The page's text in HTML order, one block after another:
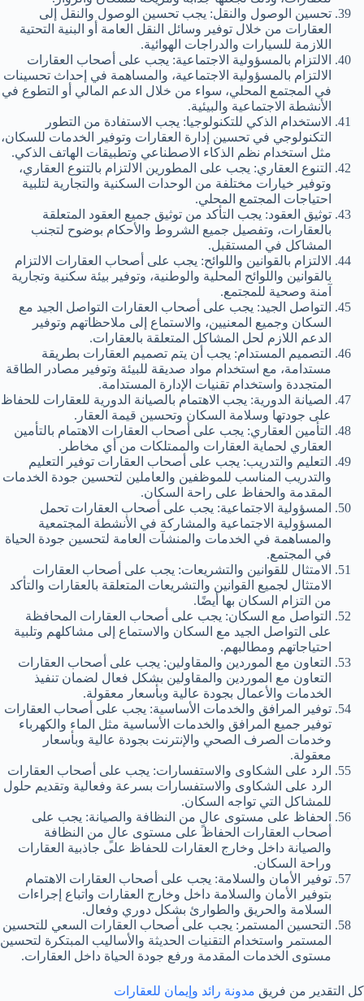
تحسين الوصول والنقل: يجب تحسين الوصول والنقل إلى
العقارات من خلال توفير وسائل النقل العامة أو البنية التحتية
اللازمة للسيارات والدراجات الهوائية.
الالتزام بالمسؤولية الاجتماعية: يجب على أصحاب العقارات
الالتزام بالمسؤولية الاجتماعية، والمساهمة في إحداث تحسينات
في المجتمع المحلي، سواء من خلال الدعم المالي أو التطوع في
الأنشطة الاجتماعية والبيئية.
الاستخدام الذكي للتكنولوجيا: يجب الاستفادة من التطور
التكنولوجي في تحسين إدارة العقارات وتوفير الخدمات للسكان،
مثل استخدام نظم الذكاء الاصطناعي وتطبيقات الهاتف الذكي.
التنوع العقاري: يجب على المطورين الالتزام بالتنوع العقاري،
وتوفير خيارات مختلفة من الوحدات السكنية والتجارية لتلبية
احتياجات المجتمع المحلي.
توثيق العقود: يجب التأكد من توثيق جميع العقود المتعلقة
بالعقارات، وتفصيل جميع الشروط والأحكام بوضوح لتجنب
المشاكل في المستقبل.
الالتزام بالقوانين واللوائح: يجب على أصحاب العقارات الالتزام
بالقوانين واللوائح المحلية والوطنية، وتوفير بيئة سكنية وتجارية
آمنة وصحية للمجتمع.
التواصل الجيد: يجب على أصحاب العقارات التواصل الجيد مع
السكان وجميع المعنيين، والاستماع إلى ملاحظاتهم وتوفير
الدعم اللازم لحل المشاكل المتعلقة بالعقارات.
التصميم المستدام: يجب أن يتم تصميم العقارات بطريقة
مستدامة، مع استخدام مواد صديقة للبيئة وتوفير مصادر الطاقة
المتجددة واستخدام تقنيات الإدارة المستدامة.
الصيانة الدورية: يجب الاهتمام بالصيانة الدورية للعقارات للحفاظ
على جودتها وسلامة السكان وتحسين قيمة العقار.
التأمين العقاري: يجب على أصحاب العقارات الاهتمام بالتأمين
العقاري لحماية العقارات والممتلكات من أي مخاطر.
التعليم والتدريب: يجب على أصحاب العقارات توفير التعليم
والتدريب المناسب للموظفين والعاملين لتحسين جودة الخدمات
المقدمة والحفاظ على راحة السكان.
المسؤولية الاجتماعية: يجب على أصحاب العقارات تحمل
المسؤولية الاجتماعية والمشاركة في الأنشطة المجتمعية
والمساهمة في الخدمات والمنشآت العامة لتحسين جودة الحياة
في المجتمع.
الامتثال للقوانين والتشريعات: يجب على أصحاب العقارات
الامتثال لجميع القوانين والتشريعات المتعلقة بالعقارات والتأكد
من التزام السكان بها أيضًا.
التواصل مع السكان: يجب على أصحاب العقارات المحافظة
على التواصل الجيد مع السكان والاستماع إلى مشاكلهم وتلبية
احتياجاتهم ومطالبهم.
التعاون مع الموردين والمقاولين: يجب على أصحاب العقارات
التعاون مع الموردين والمقاولين بشكل فعال لضمان تنفيذ
الخدمات والأعمال بجودة عالية وبأسعار معقولة.
توفير المرافق والخدمات الأساسية: يجب على أصحاب العقارات
توفير جميع المرافق والخدمات الأساسية مثل الماء والكهرباء
وخدمات الصرف الصحي والإنترنت بجودة عالية وبأسعار
معقولة.
الرد على الشكاوى والاستفسارات: يجب على أصحاب العقارات
الرد على الشكاوى والاستفسارات بسرعة وفعالية وتقديم حلول
للمشاكل التي تواجه السكان.
الحفاظ على مستوى عالٍ من النظافة والصيانة: يجب على
أصحاب العقارات الحفاظ على مستوى عالٍ من النظافة
والصيانة داخل وخارج العقارات للحفاظ على جاذبية العقارات
وراحة السكان.
توفير الأمان والسلامة: يجب على أصحاب العقارات الاهتمام
بتوفير الأمان والسلامة داخل وخارج العقارات واتباع إجراءات
السلامة والحريق والطوارئ بشكل دوري وفعال.
التحسين المستمر: يجب على أصحاب العقارات السعي للتحسين
المستمر واستخدام التقنيات الحديثة والأساليب المبتكرة لتحسين
مستوى الخدمات المقدمة ورفع جودة الحياة داخل العقارات.
كل التقدير من فريق مدونة رائد وإيمان للعقارات